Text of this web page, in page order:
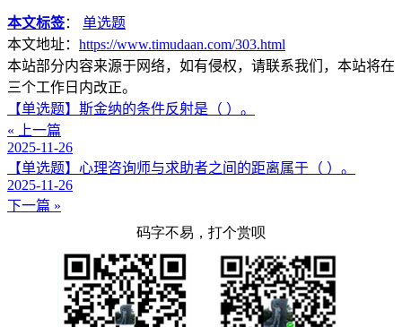
本文标签： 单选题
本文地址： https://www.timudaan.com/303.html
本站部分内容来源于网络，如有侵权，请联系我们，本站将在
三个工作日内改正。
【单选题】斯金纳的条件反射是（ ）。
« 上一篇
2025-11-26
【单选题】心理咨询师与求助者之间的距离属于（ ）。
2025-11-26
下一篇 »